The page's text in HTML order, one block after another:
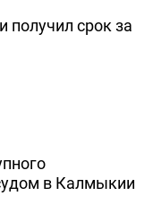
срок за
в Калмыкии